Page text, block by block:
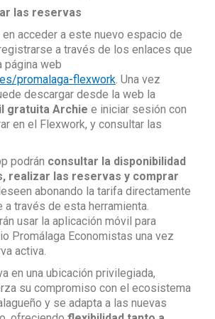
las reservas
acceder a este nuevo espacio de
a través de los enlaces que
página web
promalaga-flexwork . Una vez
descargar desde la web la
gratuita Archie e iniciar sesión con
en el Flexwork, y consultar las
podrán consultar la disponibilidad
realizar las reservas y comprar
abonando la tarifa directamente
a través de esta herramienta.
usar la aplicación móvil para
Promálaga Economistas una vez
activa.
en una ubicación privilegiada,
su compromiso con el ecosistema
y se adapta a las nuevas